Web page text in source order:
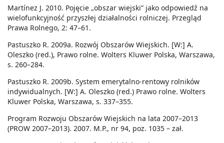
Martínez J. 2010. Pojęcie „obszar wiejski” jako odpowiedź na
wielofunkcyjność przyszłej działalności rolniczej. Przegląd
Prawa Rolnego, 2: 47–61.
Pastuszko R. 2009a. Rozwój Obszarów Wiejskich. [W:] A.
Oleszko (red.), Prawo rolne. Wolters Kluwer Polska, Warszawa,
s. 260–284.
Pastuszko R. 2009b. System emerytalno-rentowy rolników
indywidualnych. [W:] A. Oleszko (red.) Prawo rolne. Wolters
Kluwer Polska, Warszawa, s. 337–355.
Program Rozwoju Obszarów Wiejskich na lata 2007–2013
(PROW 2007–2013). 2007. M.P., nr 94, poz. 1035 – zał.